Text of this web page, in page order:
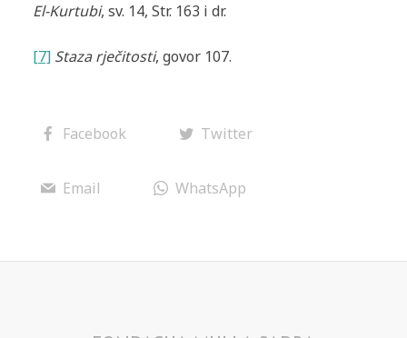
El-Kurtubi, sv. 14, Str. 163 i dr.
[7] Staza rječitosti, govor 107.
Facebook Twitter
Email WhatsApp